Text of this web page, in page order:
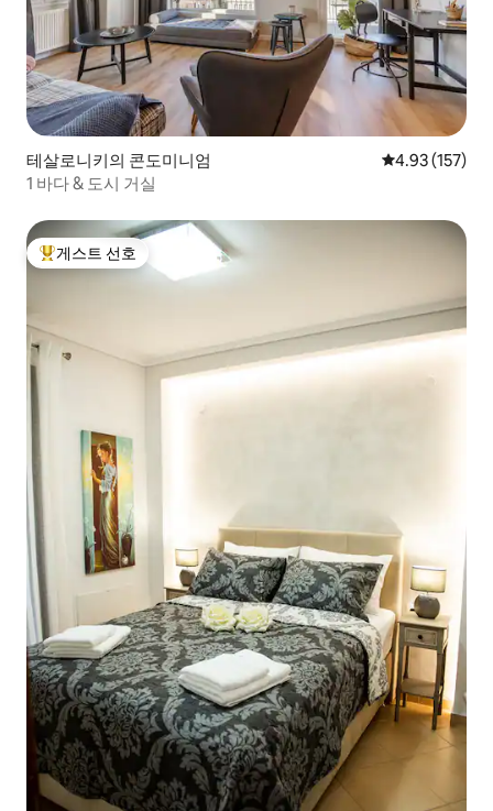
테살로니키의 콘도미니엄 평점 4.93점(5
4.93 (157)
1 바다 & 도시 거실
상위 게스트 선호
게스트 선호